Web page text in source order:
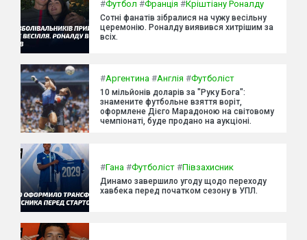
#Футбол #Франція #Кріштіану Роналду
Сотні фанатів зібралися на чужу весільну
церемонію. Роналду виявився хитрішим за
всіх.
#Аргентина #Англія #Футболіст
10 мільйонів доларів за "Руку Бога":
знамените футбольне взяття воріт,
оформлене Дієго Марадоною на світовому
чемпіонаті, буде продано на аукціоні.
#Гана #Футболіст #Півзахисник
Динамо завершило угоду щодо переходу
хавбека перед початком сезону в УПЛ.